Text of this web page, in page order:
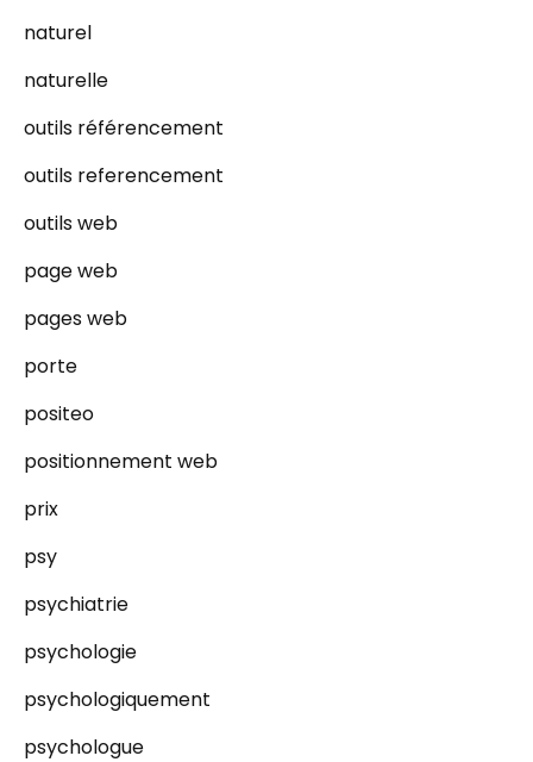
naturel
naturelle
outils référencement
outils referencement
outils web
page web
pages web
porte
positeo
positionnement web
prix
psy
psychiatrie
psychologie
psychologiquement
psychologue